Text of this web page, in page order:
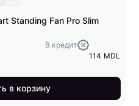
Standing Fan Pro Slim
В кредит
114 MDL
в корзину